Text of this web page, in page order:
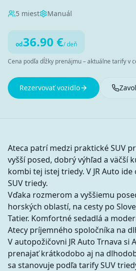
5 miest Manuál
od36.90 €/ deň
Cena podľa dĺžky prenájmu – aktuálne tarify v
Rezervovať vozidlo
Ateca patrí medzi praktické SUV
vyšší posed, dobrý výhľad a väčší
kombi tej istej triedy. V JR Auto
SUV triedy.
Vďaka rozmerom a vyššiemu
horských oblastí, na cesty po
Tatier. Komfortné sedadlá a
Atecy príjemného spoločníka na
V autopožičovni JR Auto Trnava si
prenajať krátkodobo aj na
sa stanovuje podľa tarify SUV